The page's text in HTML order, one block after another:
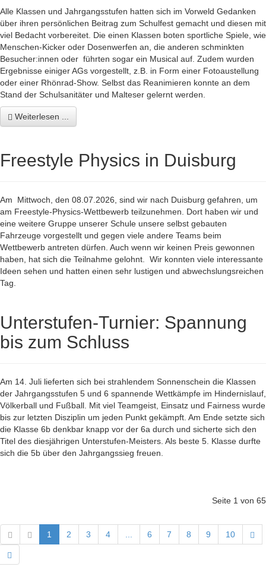
Alle Klassen und Jahrgangsstufen hatten sich im Vorweld Gedanken
über ihren persönlichen Beitrag zum Schulfest gemacht und diesen mit
viel Bedacht vorbereitet. Die einen Klassen boten sportliche Spiele, wie
Menschen-Kicker oder Dosenwerfen an, die anderen schminkten
Besucher:innen oder führten sogar ein Musical auf. Zudem wurden
Ergebnisse einiger AGs vorgestellt, z.B. in Form einer Fotoaustellung
oder einer Rhönrad-Show. Selbst das Reanimieren konnte an dem
Stand der Schulsanitäter und Malteser gelernt werden.
Weiterlesen ...
Freestyle Physics in Duisburg
Am Mittwoch, den 08.07.2026, sind wir nach Duisburg gefahren, um
am Freestyle-Physics-Wettbewerb teilzunehmen. Dort haben wir und
eine weitere Gruppe unserer Schule unsere selbst gebauten
Fahrzeuge vorgestellt und gegen viele andere Teams beim
Wettbewerb antreten dürfen. Auch wenn wir keinen Preis gewonnen
haben, hat sich die Teilnahme gelohnt. Wir konnten viele interessante
Ideen sehen und hatten einen sehr lustigen und abwechslungsreichen
Tag.
Unterstufen-Turnier: Spannung
bis zum Schluss
Am 14. Juli lieferten sich bei strahlendem Sonnenschein die Klassen
der Jahrgangsstufen 5 und 6 spannende Wettkämpfe im Hindernislauf,
Völkerball und Fußball. Mit viel Teamgeist, Einsatz und Fairness wurde
bis zur letzten Disziplin um jeden Punkt gekämpft. Am Ende setzte sich
die Klasse 6b denkbar knapp vor der 6a durch und sicherte sich den
Titel des diesjährigen Unterstufen-Meisters. Als beste 5. Klasse durfte
sich die 5b über den Jahrgangssieg freuen.
Seite 1 von 65
1 2 3 4 6 7 8 9 10